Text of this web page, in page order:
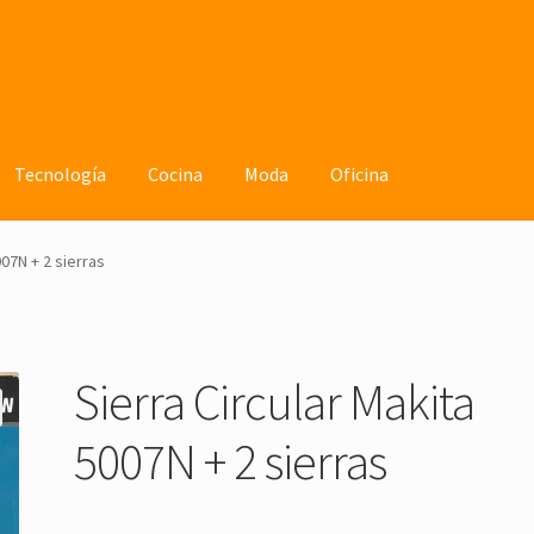
Tecnología Cocina Moda Oficina
+ 2 sierras
Sierra Circular Makita
5007N + 2 sierras